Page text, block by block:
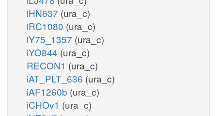
iHN637 (ura_c)
iRC1080 (ura_c)
iY75_1357 (ura_c)
iYO844 (ura_c)
RECON1 (ura_c)
iAT_PLT_636 (ura_c)
iAF1260b (ura_c)
iCHOv1 (ura_c)